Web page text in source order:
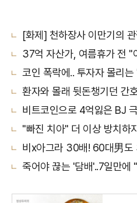
[화제] 천하장사 이만기의 관절튼튼
37억 자산가, 여름휴가 전 "
코인 폭락에.. 투자자 몰리는 "이
환자와 몰래 뒷돈챙기던 간
비트코인으로 4억잃은 BJ
"빠진 치아" 더 이상 방치하
비x아그라 30배! 60대男도
죽어야 끊는 '담배'..7일만에